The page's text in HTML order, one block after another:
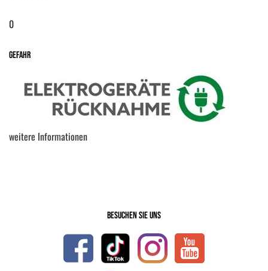
0
Gefahr
weitere Informationen
Besuchen Sie uns